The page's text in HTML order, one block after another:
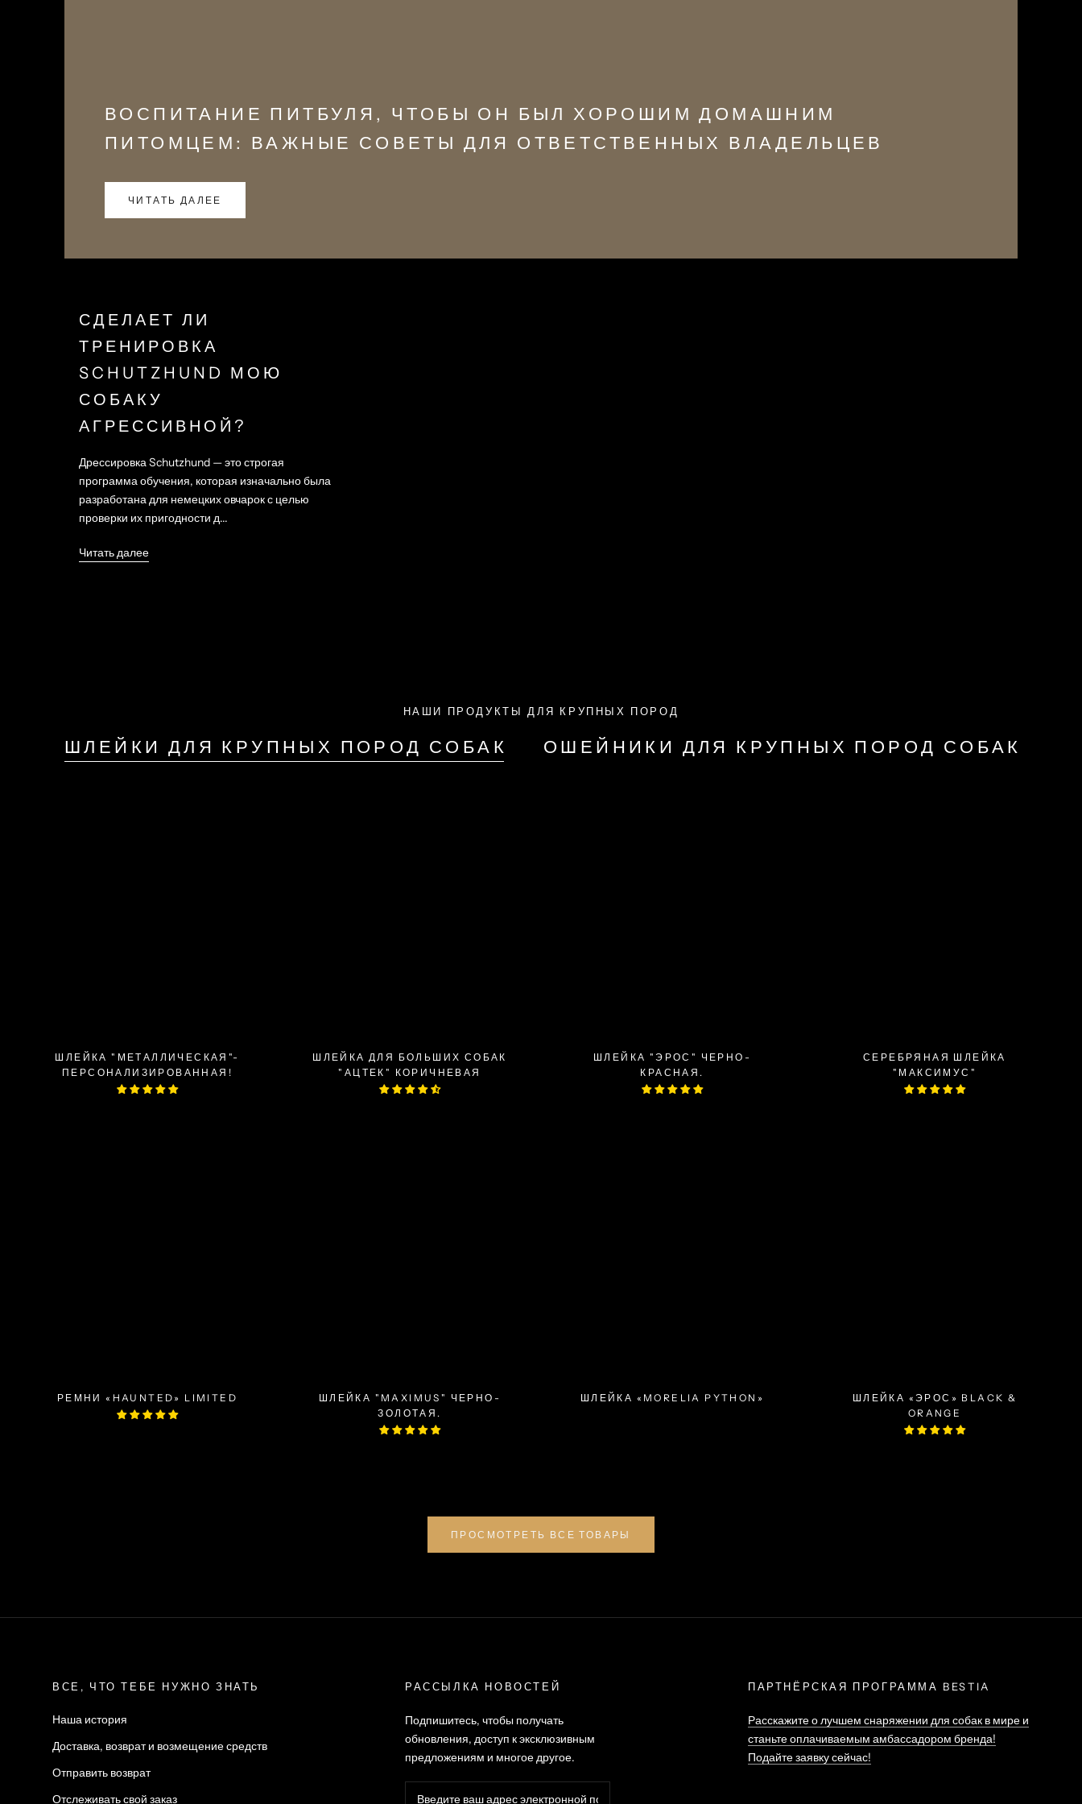
ВОСПИТАНИЕ ПИТБУЛЯ, ЧТОБЫ ОН БЫЛ ХОРОШИМ ДОМАШНИМ
ПИТОМЦЕМ: ВАЖНЫЕ СОВЕТЫ ДЛЯ ОТВЕТСТВЕННЫХ ВЛАДЕЛЬЦЕВ
ЧИТАТЬ ДАЛЕЕ
СДЕЛАЕТ ЛИ
ТРЕНИРОВКА
SCHUTZHUND МОЮ
СОБАКУ
АГРЕССИВНОЙ?
Дрессировка Schutzhund — это строгая
программа обучения, которая изначально была
разработана для немецких овчарок с целью
проверки их пригодности д...
Читать далее
НАШИ ПРОДУКТЫ ДЛЯ КРУПНЫХ ПОРОД
ШЛЕЙКИ ДЛЯ КРУПНЫХ ПОРОД СОБАК ОШЕЙНИКИ ДЛЯ КРУПНЫХ ПОРОД СОБАК
ШЛЕЙКА "МЕТАЛЛИЧЕСКАЯ"-
ПЕРСОНАЛИЗИРОВАННАЯ!
ШЛЕЙКА ДЛЯ БОЛЬШИХ СОБАК
"АЦТЕК" КОРИЧНЕВАЯ
ШЛЕЙКА "ЭРОС" ЧЕРНО-
КРАСНАЯ.
СЕРЕБРЯНАЯ ШЛЕЙКА
"МАКСИМУС"
РЕМНИ «HAUNTED» LIMITED
ШЛЕЙКА "MAXIMUS" ЧЕРНО-
ЗОЛОТАЯ.
ШЛЕЙКА «MORELIA PYTHON»
ШЛЕЙКА «ЭРОС» BLACK &
ORANGE
ПРОСМОТРЕТЬ ВСЕ ТОВАРЫ
ВСЕ, ЧТО ТЕБЕ НУЖНО ЗНАТЬ
Наша история
Доставка, возврат и возмещение средств
Отправить возврат
Отслеживать свой заказ
РАССЫЛКА НОВОСТЕЙ
Подпишитесь, чтобы получать
обновления, доступ к эксклюзивным
предложениям и многое другое.
ПАРТНЁРСКАЯ ПРОГРАММА BESTIA
Расскажите о лучшем снаряжении для собак в мире и
станьте оплачиваемым амбассадором бренда!
Подайте заявку сейчас!